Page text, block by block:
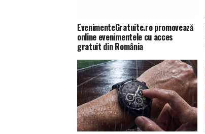
EvenimenteGratuite.ro promovează
online evenimentele cu acces
gratuit din România